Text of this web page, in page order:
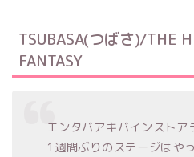
TSUBASA(つばさ)/THE
FANTASY
エンタバアキバインストア
1週間ぶりのステージはや